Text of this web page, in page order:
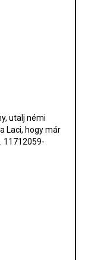
utalj némi
Laci, hogy már
11712059-